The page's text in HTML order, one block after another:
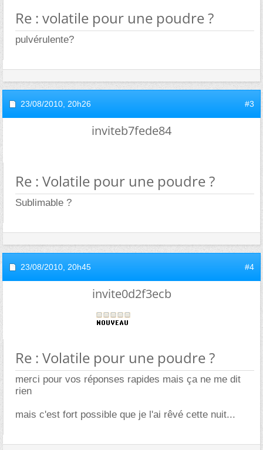
Re : volatile pour une poudre ?
pulvérulente?
23/08/2010, 20h26 #3
inviteb7fede84
Re : Volatile pour une poudre ?
Sublimable ?
23/08/2010, 20h45 #4
invite0d2f3ecb
Re : Volatile pour une poudre ?
merci pour vos réponses rapides mais ça ne me dit
rien
mais c'est fort possible que je l'ai rêvé cette nuit...